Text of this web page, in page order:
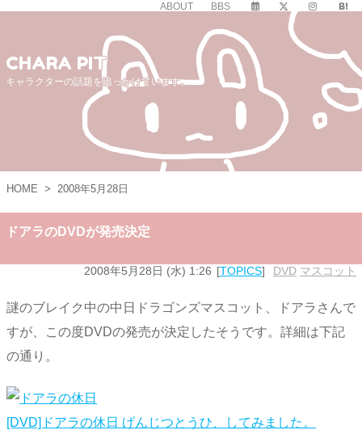
ABOUT BBS
CHARA PIT
キャラクターの話題を追っかけています。
HOME > 2008年5月28日
ドアラのDVDが発売決定
2008年5月28日 (水) 1:26 TOPICS DVD マスコット
謎のブレイク中の中日ドラゴンズマスコット、ドアラさんで
すが、この度DVDの発売が決定したそうです。詳細は下記
の通り。
[DVD]ドアラの休日 げんじつとうひ、してみました。